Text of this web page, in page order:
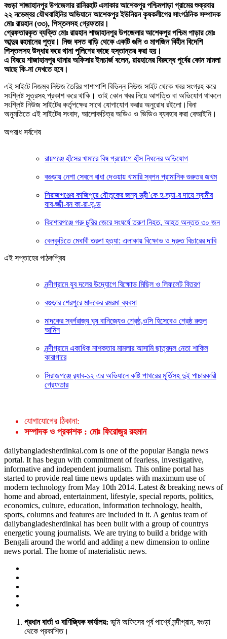
বগুড়া শাজাহানপুর উপজেলার রানিরহাট এলাকার আশেকপুর পশ্চিমপাড়া গ্রামের শুক্রবার
২২ নভেম্বর যৌথবাহিনির অভিযানে আশেকপুর ইউনিয়ন কৃষকলীগের সাংগঠনিক সম্পাদক
মোঃ রায়হান (৩৩), পিস্তলসহ গ্রেফতার।
গ্রেফতারকৃত ব্যক্তি মোঃ রায়হান শাজাহানপুর উপজেলার আশেকপুর পশ্চিম পাড়ার মোঃ
আব্দুর রহমানের পুত্র। নিজ বসত বাড়ি থেকে একটি গুলি ও মাগজিন বিহীন বিদেশি
পিস্তলসহ উদ্ধার করে থানা পুলিশের কাছে হস্তান্তর করা হয়।
এ বিষয়ে শাজাহানপুর থানার অফিসার ইনচার্জ বলেন, রায়হানের বিরুদ্ধে পূর্বের কোন মামলা
আছে কি-না দেখতে হবে।
এই সাইটে নিজম্ব নিউজ তৈরির পাশাপাশি বিভিন্ন নিউজ সাইট থেকে খবর সংগ্রহ করে
সংশ্লিষ্ট সূত্রসহ প্রকাশ করে থাকি। তাই কোন খবর নিয়ে আপত্তি বা অভিযোগ থাকলে
সংশ্লিষ্ট নিউজ সাইটের কর্তৃপক্ষের সাথে যোগাযোগ করার অনুরোধ রইলো।বিনা
অনুমতিতে এই সাইটের সংবাদ, আলোকচিত্র অডিও ও ভিডিও ব্যবহার করা বেআইনি।
অপরাধ সর্বশেষ
রায়গঞ্জে হাঁসের খামারে বিষ প্রয়োগে হাঁস নিধনের অভিযোগ
বগুড়ায় নেশা সেবনে বাধা দেওয়ায় খামারি স্বপন প্রামানিক গুরুতর জখম
সিরাজগঞ্জের কাজিপুরে যৌতুকের জন্য স্ত্রী’কে হ-ত্যা-র দায়ে স্বামীর
যাব-জ্জী-বন কা-রা-দ-ন্ড
কিশোরগঞ্জে গরু চুরির জেরে সংঘর্ষে তরুণ নিহত, আহত অন্তত ৩০ জন
বেলকুচিতে মেধাবী তরুণ হত্যা: এলাকায় বিক্ষোভ ও দ্রুত বিচারের দাবি
এই সপ্তাহের পাঠকপ্রিয়
নন্দীগ্রামে যুব দলের উদ্যোগে বিক্ষোভ মিছিল ও লিফলেট বিতরণ
বগুড়ার শেরপুরে মাদকের রমরমা ব্যবসা
মাদকের স্বর্গরাজ্য ঘুষ বানিজ্যেও শ্রেষ্ঠ,ওসি হিসেবেও শ্রেষ্ঠ রুহুল
আমিন
নন্দীগ্রামে একাধিক নাশকতার মামলার আসামি ছাত্রদল নেতা শাকিল
কারাগারে
সিরাজগঞ্জে র‍্যাব-১২ এর অভিযানে কষ্টি পাথরের মূর্তিসহ দুই পাচারকারী
গ্রেফতার
যোগাযোগের ঠিকানা:
সম্পাদক ও প্রকাশক : মোঃ ফিরোজুর রহমান
dailybangladesherdinkal.com is one of the popular Bangla news
portal. It has begun with commitment of fearless, investigative,
informative and independent journalism. This online portal has
started to provide real time news updates with maximum use of
modern technology from May 10th 2014. Latest & breaking news of
home and abroad, entertainment, lifestyle, special reports, politics,
economics, culture, education, information technology, health,
sports, columns and features are included in it. A genius team of
dailybangladesherdinkal has been built with a group of countrys
energetic young journalists. We are trying to build a bridge with
Bengali around the world and adding a new dimension to online
news portal. The home of materialistic news.
প্রধান বার্তা ও বাণিজ্যিক কার্যালয়: ভূমি অফিসের পূর্ব পার্শ্বে নন্দীগ্রাম, বগুড়া
থেকে প্রকাশিত।